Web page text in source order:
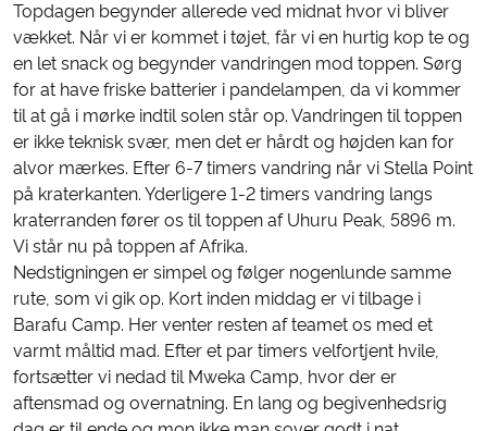
Topdagen begynder allerede ved midnat hvor vi bliver
vækket. Når vi er kommet i tøjet, får vi en hurtig kop te og
en let snack og begynder vandringen mod toppen. Sørg
for at have friske batterier i pandelampen, da vi kommer
til at gå i mørke indtil solen står op. Vandringen til toppen
er ikke teknisk svær, men det er hårdt og højden kan for
alvor mærkes. Efter 6-7 timers vandring når vi Stella Point
på kraterkanten. Yderligere 1-2 timers vandring langs
kraterranden fører os til toppen af Uhuru Peak, 5896 m.
Vi står nu på toppen af Afrika.
Nedstigningen er simpel og følger nogenlunde samme
rute, som vi gik op. Kort inden middag er vi tilbage i
Barafu Camp. Her venter resten af teamet os med et
varmt måltid mad. Efter et par timers velfortjent hvile,
fortsætter vi nedad til Mweka Camp, hvor der er
aftensmad og overnatning. En lang og begivenhedsrig